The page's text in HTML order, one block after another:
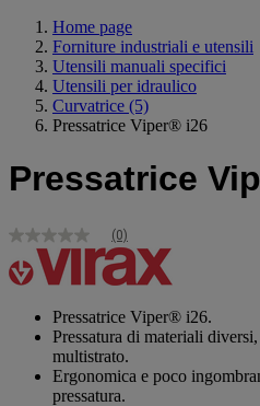
Home page
Forniture industriali e utensili
Utensili manuali specifici
Utensili per idraulico
Curvatrice (5)
Pressatrice Viper® i26
Pressatrice
Nessuna
valutazione
Stesso
pagina.
(0)
Pressatrice Viper® i26.
Pressatura di materiali
multistrato.
Ergonomica e poco
pressatura.